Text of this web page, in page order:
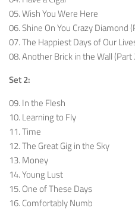
05. Wish You Were Here
06. Shine On You Crazy Diamond
07. The Happiest Days of Our
08. Another Brick in the Wall (Part
Set 2:
09. In the Flesh
10. Learning to Fly
11. Time
12. The Great Gig in the Sky
13. Money
14. Young Lust
15. One of These Days
16. Comfortably Numb